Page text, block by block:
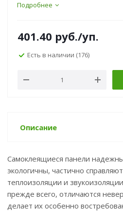
Подробнее
401.40 руб./уп.
Есть в наличии (176)
Описание
Самоклеящиеся панели
экологичны, частично
теплоизоляции и
прежде всего, отличаются
делает их особенно